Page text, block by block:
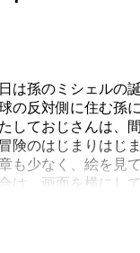
は孫のミシェルの誕
の反対側に住む孫
しておじさんは、
険のはじまりはじ
も少なく、絵を見
は、画面を横にし